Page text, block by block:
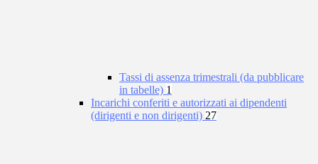
Tassi di assenza trimestrali (da pubblicare
in tabelle) 1
Incarichi conferiti e autorizzati ai dipendenti
(dirigenti e non dirigenti) 27